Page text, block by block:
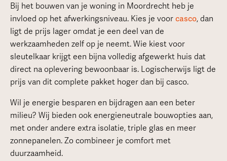
Bij het bouwen van je woning in Moordrecht heb je
invloed op het afwerkingsniveau. Kies je voor casco, dan
ligt de prijs lager omdat je een deel van de
werkzaamheden zelf op je neemt. Wie kiest voor
sleutelkaar krijgt een bijna volledig afgewerkt huis dat
direct na oplevering bewoonbaar is. Logischerwijs ligt de
prijs van dit complete pakket hoger dan bij casco.
Wil je energie besparen en bijdragen aan een beter
milieu? Wij bieden ook energieneutrale bouwopties aan,
met onder andere extra isolatie, triple glas en meer
zonnepanelen. Zo combineer je comfort met
duurzaamheid.